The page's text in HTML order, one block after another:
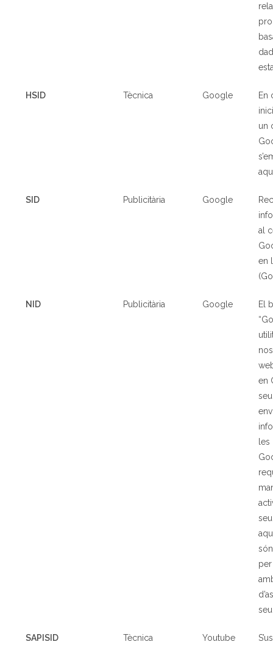
HSID Tècnica Google
En
un
SID Publicitària Google
al
en
NID Publicitària Google
El
en
les
SAPISID Tècnica Youtube